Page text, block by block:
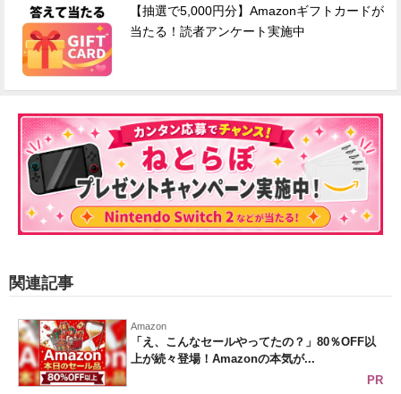
【抽選で5,000円分】Amazonギフトカードが
当たる！読者アンケート実施中
関連記事
Amazon
「え、こんなセールやってたの？」80％OFF以
上が続々登場！Amazonの本気が...
PR